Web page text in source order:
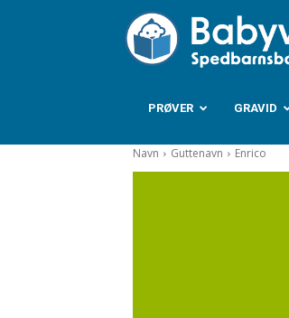
PRØVER GRAVID
Navn Guttenavn Enrico